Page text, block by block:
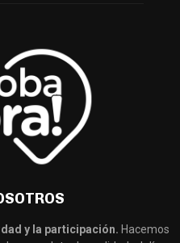
y la participación. Hacemos